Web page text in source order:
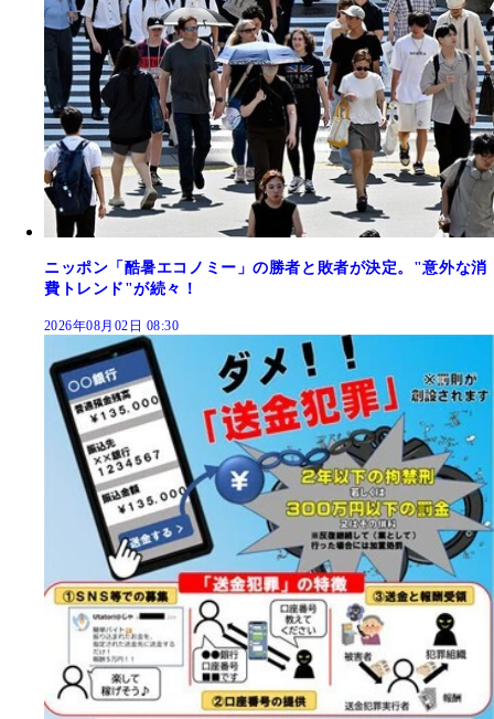
ニッポン「酷暑エコノミー」の勝者と敗者が決定。"意外な消
費トレンド"が続々！
2026年08月02日 08:30